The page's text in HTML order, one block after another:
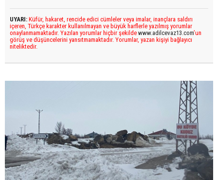
UYARI: Küfür, hakaret, rencide edici cümleler veya imalar, inançlara saldırı
içeren, Türkçe karakter kullanılmayan ve büyük harflerle yazılmış yorumlar
onaylanmamaktadır. Yazılan yorumlar hiçbir şekilde www.adilcevaz13.com’un
görüş ve düşüncelerini yansıtmamaktadır. Yorumlar, yazan kişiyi bağlayıcı
niteliktedir.